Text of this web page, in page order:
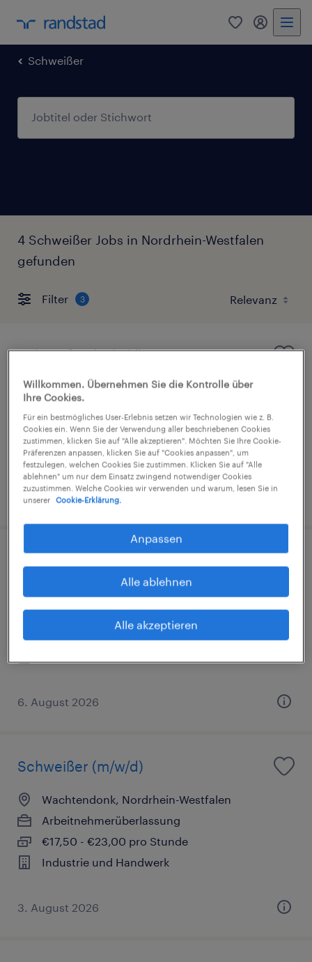
0 Mein
Schweißer
4 Schweißer Jobs in Nordrhein-Westfalen
gefunden
Filter 3
Schweißer (m/w/d)
Hille, Nordrhein-Westfalen
€17,65 - €24,00 pro Stunde
Industrie und Handwerk
4. August 2026
Brühl, Nordrhein-Westfalen
Arbeitnehmerüberlassung
€17,51 - €17,99 pro Stunde
6. August 2026
Schweißer (m/w/d)
Wachtendonk, Nordrhein-Westfalen
Arbeitnehmerüberlassung
€17,50 - €23,00 pro Stunde
Industrie und Handwerk
3. August 2026
Willkommen. Übernehmen Sie die Kontrolle über
Ihre Cookies.
Für ein bestmögliches User-Erlebnis setzen wir Technologien wie z. B.
Cookies ein. Wenn Sie der Verwendung aller beschriebenen Cookies
zustimmen, klicken Sie auf "Alle akzeptieren". Möchten Sie Ihre Cookie-
Präferenzen anpassen, klicken Sie auf "Cookies anpassen", um
festzulegen, welchen Cookies Sie zustimmen. Klicken Sie auf "Alle
ablehnen" um nur dem Einsatz zwingend notwendiger Cookies
zuzustimmen. Welche Cookies wir verwenden und warum, lesen Sie in
unserer
Cookie-Erklärung.
Anpassen
Alle ablehnen
Alle akzeptieren